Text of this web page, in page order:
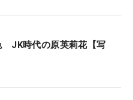
もある。さらに、フル
ー1』（同80位以内）
JK時代の原英莉花【写